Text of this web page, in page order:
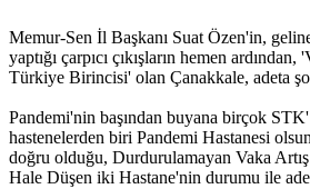
Memur-Sen İl Başkanı Suat Özen'in,
yaptığı çarpıcı çıkışların hemen ardından,
Türkiye Birincisi' olan Çanakkale, adeta
Pandemi'nin başından buyana birçok
hastenelerden biri Pandemi Hastanesi
doğru olduğu, Durdurulamayan Vaka
Hale Düşen iki Hastane'nin durumu ile